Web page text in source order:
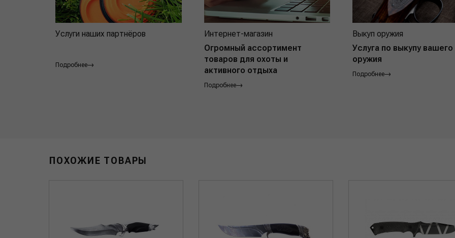
Услуги наших партнёров
Подробнее
Интернет-магазин
Огромный ассортимент
товаров для охоты и
активного отдыха
Подробнее
Выкуп оружия
Услуга по выкупу вашего
оружия
Подробнее
ПОХОЖИЕ ТОВАРЫ